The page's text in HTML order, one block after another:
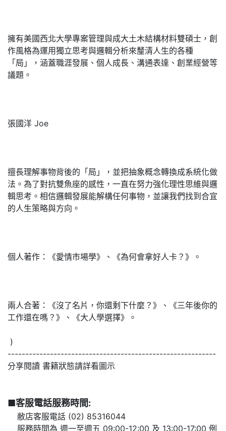
擁有美國西北大學專案管理與成大土木結構材料雙碩士，創
作風格為運用獨立思考與邏輯分析來釐清人生的各種
「局」，涵蓋職涯發展、個人成長、溝通表達、創業經營等
議題。
張國洋 Joe
擅長理解事物背後的「局」，並把抽象概念轉換成系統化做
法。為了對抗雙魚座的感性，一直在努力強化理性思維與邏
輯思考。相信邏輯發展能解構任何事物，並讓我們找到合宜
的人生策略與方向。
個人著作：《愛情市場學》、《為何會拿好人卡？》。
兩人合著：《沒了名片，你還剩下什麼？》、《三年後你的
工作還在嗎？》、《大人學選擇》。
)
-----------------------------------------------------------
分享閱讀 書籍狀態請詳看圖示
■客服電話服務時間:
敝店客服電話 (02) 85316044
服務時間為 週一至週五 09:00-12:00 及 13:00-17:00 例